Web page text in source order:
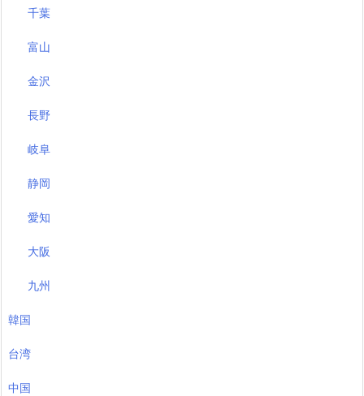
千葉
富山
金沢
長野
岐阜
静岡
愛知
大阪
九州
韓国
台湾
中国